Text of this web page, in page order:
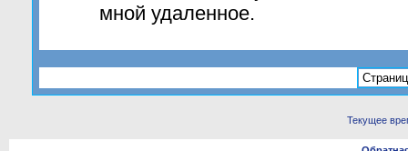
мной удаленное.
Текущее